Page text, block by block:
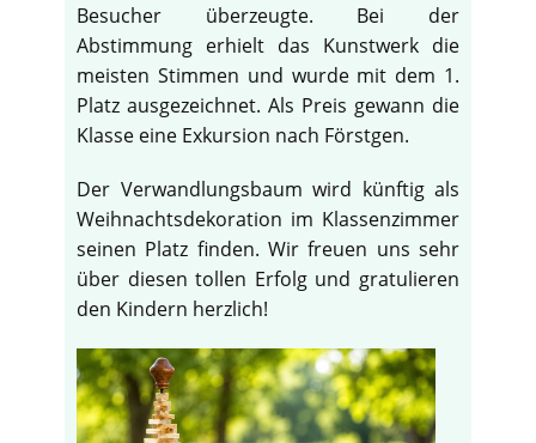
Besucher überzeugte. Bei der
Abstimmung erhielt das Kunstwerk die
meisten Stimmen und wurde mit dem 1.
Platz ausgezeichnet. Als Preis gewann die
Klasse eine Exkursion nach Förstgen.
Der Verwandlungsbaum wird künftig als
Weihnachtsdekoration im Klassenzimmer
seinen Platz finden. Wir freuen uns sehr
über diesen tollen Erfolg und gratulieren
den Kindern herzlich!